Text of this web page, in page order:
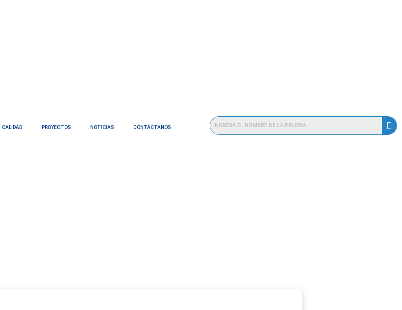
CALIDAD PROYECTOS NOTICIAS CONTÁCTANOS